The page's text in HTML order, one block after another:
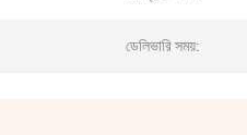
ডেলিভারি সময়: